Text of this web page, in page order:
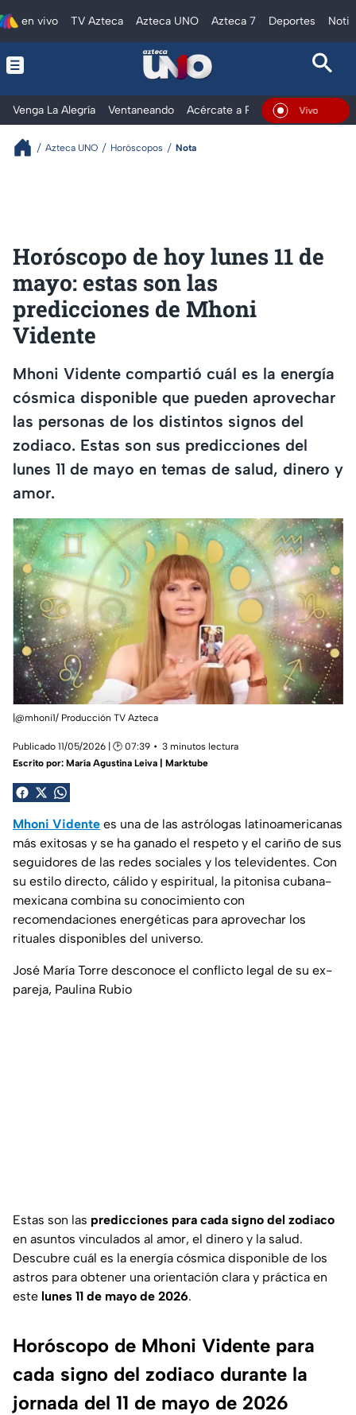
en vivo TV Azteca Azteca UNO Azteca 7 Deportes
Venga La Alegría Ventaneando Acércate a Rocío Al Extremo
En Vivo
Azteca UNO Horóscopos Nota
Horóscopo de hoy lunes 11 de
mayo: estas son las
predicciones de Mhoni
Vidente
Mhoni Vidente compartió cuál es la energía
cósmica disponible que pueden aprovechar
las personas de los distintos signos del
zodiaco. Estas son sus predicciones del
lunes 11 de mayo en temas de salud, dinero y
amor.
|@mhoni1/ Producción TV Azteca
Publicado 11/05/2026 | 🕑 07:39
3 minutos lectura
Escrito por: María Agustina Leiva | Marktube
Mhoni Vidente es una de las astrólogas latinoamericanas
más exitosas y se ha ganado el respeto y el cariño de sus
seguidores de las redes sociales y los televidentes. Con
su estilo directo, cálido y espiritual, la pitonisa cubana-
mexicana combina su conocimiento con
recomendaciones energéticas para aprovechar los
rituales disponibles del universo.
José María Torre desconoce el conflicto legal de su ex-
pareja, Paulina Rubio
Estas son las predicciones para cada signo del zodiaco
en asuntos vinculados al amor, el dinero y la salud.
Descubre cuál es la energía cósmica disponible de los
astros para obtener una orientación clara y práctica en
este lunes 11 de mayo de 2026.
Horóscopo de Mhoni Vidente para
cada signo del zodiaco durante la
jornada del 11 de mayo de 2026